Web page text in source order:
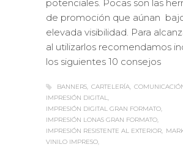
potenciales. Pocas son las
de promoción que aúnan
elevada visibilidad. Para
al utilizarlos recomendamos
los siguientes 10 consejos
BANNERS CARTELERÍA
IMPRESIÓN DIGITAL
IMPRESIÓN DIGITAL GRAN FORMATO
IMPRESIÓN LONAS GRAN FORMATO
IMPRESIÓN RESISTENTE AL EXTERIOR
VINILO IMPRESO